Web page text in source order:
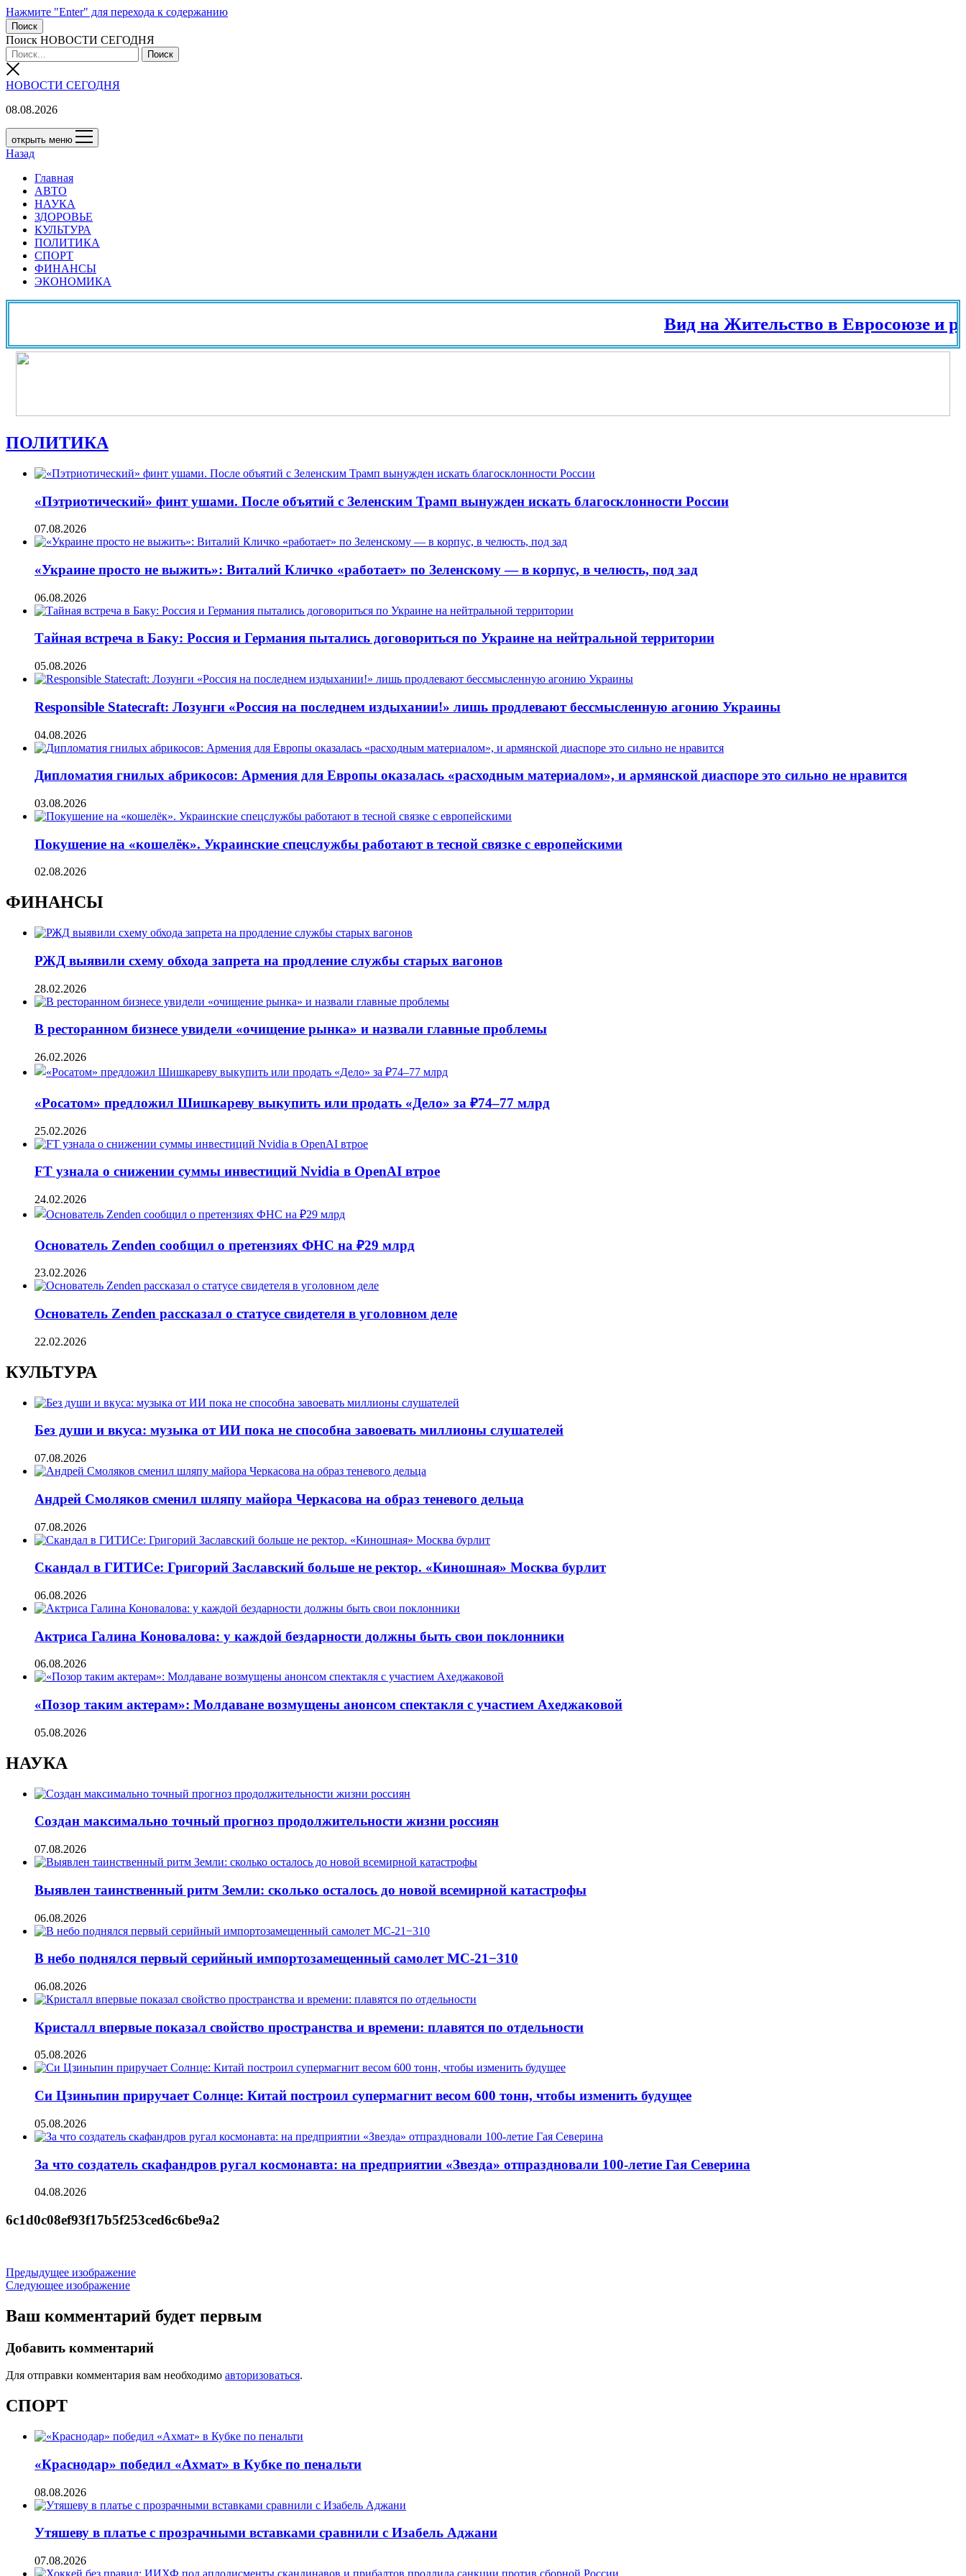
Нажмите "Enter" для перехода к содержанию
Поиск
Поиск НОВОСТИ СЕГОДНЯ
НОВОСТИ СЕГОДНЯ
08.08.2026
открыть меню
Назад
Главная
АВТО
НАУКА
ЗДОРОВЬЕ
КУЛЬТУРА
ПОЛИТИКА
СПОРТ
ФИНАНСЫ
ЭКОНОМИКА
Вид на Жительство в Евросоюзе и
ПОЛИТИКА
«Пэтриотический» финт ушами. После объятий с Зеленским Трамп вынужден искать благосклонности России
07.08.2026
«Украине просто не выжить»: Виталий Кличко «работает» по Зеленскому — в корпус, в челюсть, под зад
06.08.2026
Тайная встреча в Баку: Россия и Германия пытались договориться по Украине на нейтральной территории
05.08.2026
Responsible Statecraft: Лозунги «Россия на последнем издыхании!» лишь продлевают бессмысленную агонию Украины
04.08.2026
Дипломатия гнилых абрикосов: Армения для Европы оказалась «расходным материалом», и армянской диаспоре это сильно не нравится
03.08.2026
Покушение на «кошелёк». Украинские спецслужбы работают в тесной связке с европейскими
02.08.2026
ФИНАНСЫ
РЖД выявили схему обхода запрета на продление службы старых вагонов
28.02.2026
В ресторанном бизнесе увидели «очищение рынка» и назвали главные проблемы
26.02.2026
«Росатом» предложил Шишкареву выкупить или продать «Дело» за ₽74–77 млрд
25.02.2026
FT узнала о снижении суммы инвестиций Nvidia в OpenAI втрое
24.02.2026
Основатель Zenden сообщил о претензиях ФНС на ₽29 млрд
23.02.2026
Основатель Zenden рассказал о статусе свидетеля в уголовном деле
22.02.2026
КУЛЬТУРА
Без души и вкуса: музыка от ИИ пока не способна завоевать миллионы слушателей
07.08.2026
Андрей Смоляков сменил шляпу майора Черкасова на образ теневого дельца
07.08.2026
Скандал в ГИТИСе: Григорий Заславский больше не ректор. «Киношная» Москва бурлит
06.08.2026
Актриса Галина Коновалова: у каждой бездарности должны быть свои поклонники
06.08.2026
«Позор таким актерам»: Молдаване возмущены анонсом спектакля с участием Ахеджаковой
05.08.2026
НАУКА
Создан максимально точный прогноз продолжительности жизни россиян
07.08.2026
Выявлен таинственный ритм Земли: сколько осталось до новой всемирной катастрофы
06.08.2026
В небо поднялся первый серийный импортозамещенный самолет МС-21−310
06.08.2026
Кристалл впервые показал свойство пространства и времени: плавятся по отдельности
05.08.2026
Си Цзиньпин приручает Солнце: Китай построил супермагнит весом 600 тонн, чтобы изменить будущее
05.08.2026
За что создатель скафандров ругал космонавта: на предприятии «Звезда» отпраздновали 100-летие Гая Северина
04.08.2026
6c1d0c08ef93f17b5f253ced6c6be9a2
Предыдущее изображение
Следующее изображение
Ваш комментарий будет первым
Добавить комментарий
Для отправки комментария вам необходимо авторизоваться.
СПОРТ
«Краснодар» победил «Ахмат» в Кубке по пенальти
08.08.2026
Утяшеву в платье с прозрачными вставками сравнили с Изабель Аджани
07.08.2026